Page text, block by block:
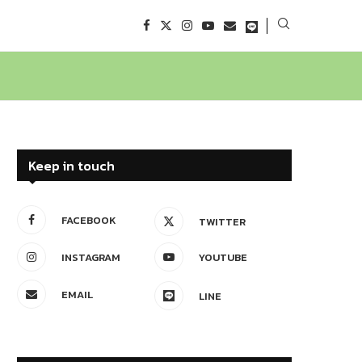
Keep in touch
FACEBOOK TWITTER
INSTAGRAM YOUTUBE
EMAIL LINE